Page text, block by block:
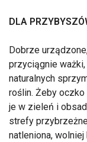
DLA
Dobrze
przyciągnie
naturalnych
roślin. Żeby oczko
je w zieleń i
strefy
natleniona,